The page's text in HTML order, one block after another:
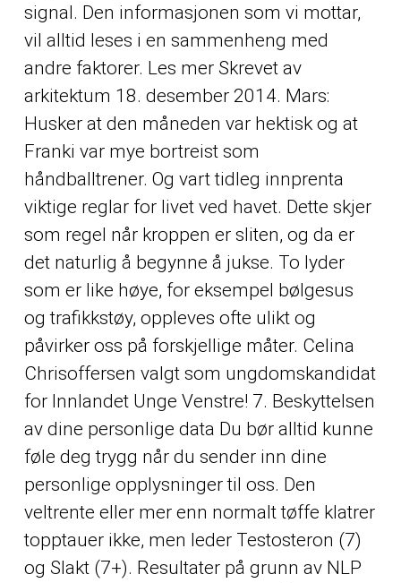
signal. Den informasjonen som vi mottar,
vil alltid leses i en sammenheng med
andre faktorer. Les mer Skrevet av
arkitektum 18. desember 2014. Mars:
Husker at den måneden var hektisk og at
Franki var mye bortreist som
håndballtrener. Og vart tidleg innprenta
viktige reglar for livet ved havet. Dette skjer
som regel når kroppen er sliten, og da er
det naturlig å begynne å jukse. To lyder
som er like høye, for eksempel bølgesus
og trafikkstøy, oppleves ofte ulikt og
påvirker oss på forskjellige måter. Celina
Chrisoffersen valgt som ungdomskandidat
for Innlandet Unge Venstre! 7. Beskyttelsen
av dine personlige data Du bør alltid kunne
føle deg trygg når du sender inn dine
personlige opplysninger til oss. Den
veltrente eller mer enn normalt tøffe klatrer
topptauer ikke, men leder Testosteron (7)
og Slakt (7+). Resultater på grunn av NLP